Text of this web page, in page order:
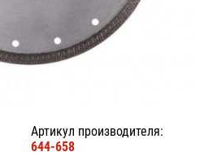
Артикул производителя:
644-658